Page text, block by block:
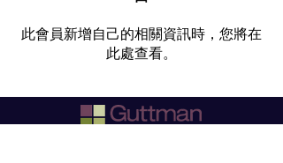
此會員新增自己的相關資訊時，您將在
此處查看。